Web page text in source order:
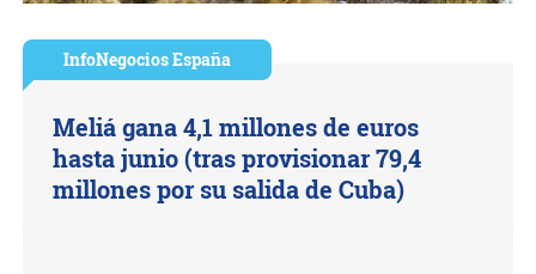
InfoNegocios España
Meliá gana 4,1 millones de euros
hasta junio (tras provisionar 79,4
millones por su salida de Cuba)